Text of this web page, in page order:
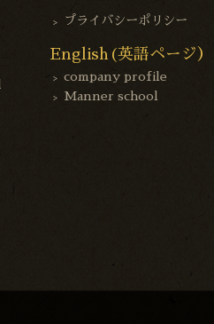
プライバシーポリシー
English(英語ページ）
company profile
Manner school